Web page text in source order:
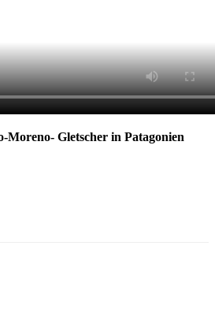
Moreno- Gletscher in Patagonien